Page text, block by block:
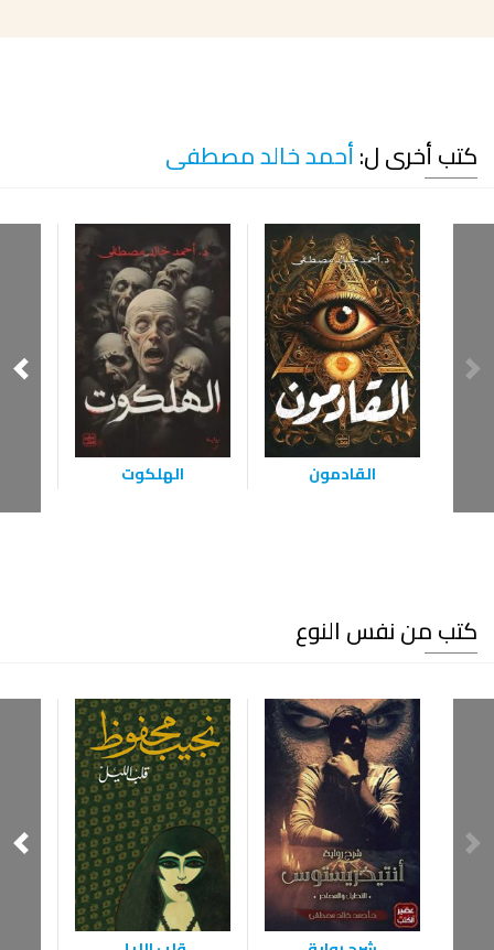
كتب أخرى ل:أحمد خالد مصطفى
القادمون الهلكوت
كتب من نفس النوع